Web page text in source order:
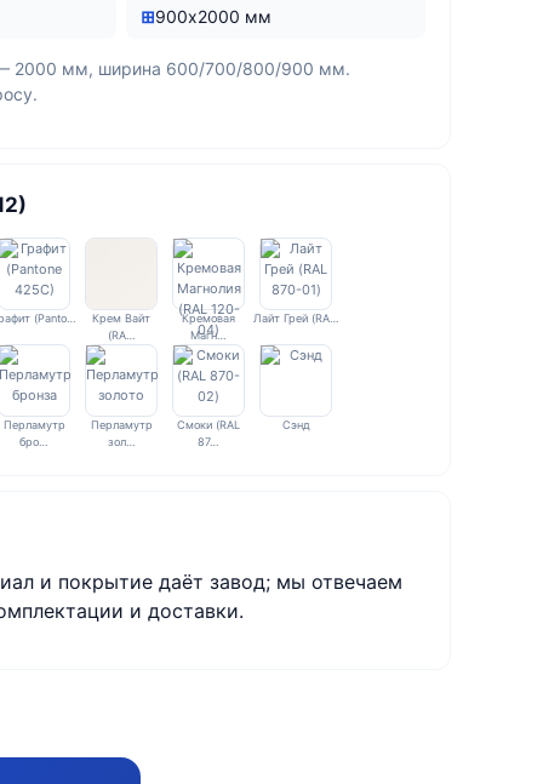
900х2000 мм
— 2000 мм, ширина 600/700/800/900 мм.
(Panto…
Крем Вайт
(RA…
Кремовая
Магн…
Лайт Грей (RA…
Перламутр
бро…
Перламутр
зол…
Смоки (RAL
87…
Сэнд
и покрытие даёт завод; мы отвечаем
и доставки.